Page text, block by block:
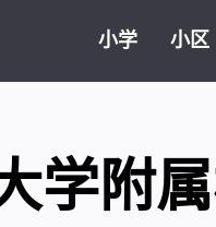
小学 小区
学附